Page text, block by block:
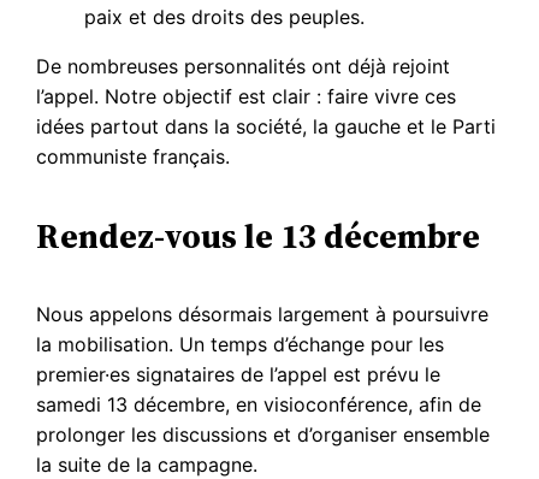
paix et des droits des peuples.
De nombreuses personnalités ont déjà rejoint
l’appel. Notre objectif est clair : faire vivre ces
idées partout dans la société, la gauche et le Parti
communiste français.
Rendez-vous le 13 décembre
Nous appelons désormais largement à poursuivre
la mobilisation. Un temps d’échange pour les
premier·es signataires de l’appel est prévu le
samedi 13 décembre, en visioconférence, afin de
prolonger les discussions et d’organiser ensemble
la suite de la campagne.